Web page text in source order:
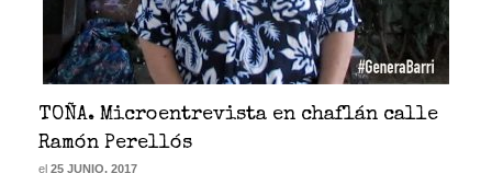
TOÑA. Microentrevista en chaflán calle
Ramón Perellós
el 25 JUNIO, 2017